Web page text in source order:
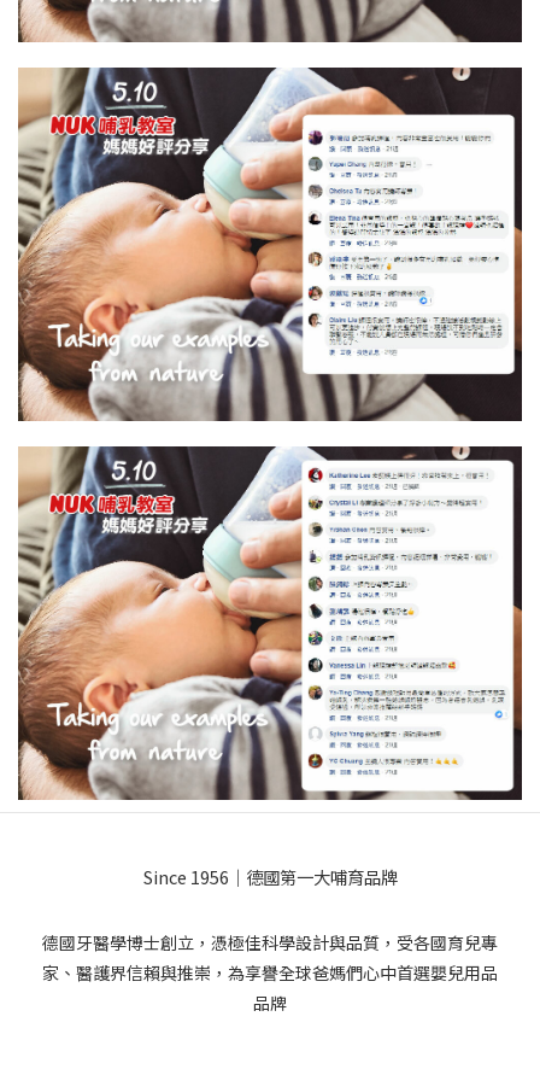
Since 1956｜德國第一大哺育品牌
德國牙醫學博士創立，憑極佳科學設計與品質，受各國育兒專
家、醫護界信賴與推崇，為享譽全球爸媽們心中首選嬰兒用品
品牌